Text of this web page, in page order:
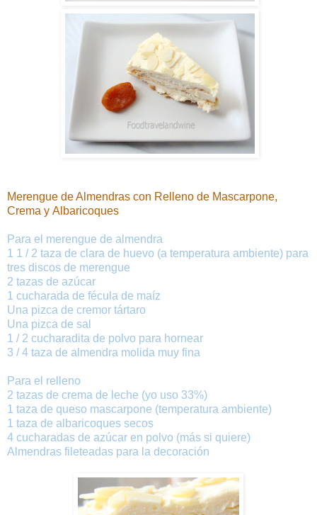
Merengue de Almendras con Relleno de Mascarpone,
Crema y Albaricoques
Para el merengue de almendra
1 1 / 2 taza de clara de huevo (a temperatura ambiente) para
tres discos de merengue
2 tazas de azúcar
1 cucharada de fécula de maíz
Una pizca de cremor tártaro
Una pizca de sal
1 / 2 cucharadita de polvo para hornear
3 / 4 taza de almendra molida muy fina
Para el relleno
2 tazas de crema de leche (yo uso 33%)
1 taza de queso mascarpone (temperatura ambiente)
1 taza de albaricoques secos
4 cucharadas de azúcar en polvo (más si quiere)
Almendras fileteadas para la decoración